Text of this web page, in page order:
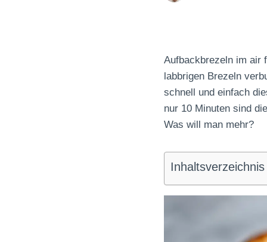
Aufbackbrezeln im air
labbrigen Brezeln
schnell und einfach
nur 10 Minuten sind
Was will man mehr?
Inhaltsverzeichnis